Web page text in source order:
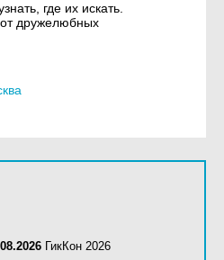
где их искать.
дружелюбных
ГикКон 2026